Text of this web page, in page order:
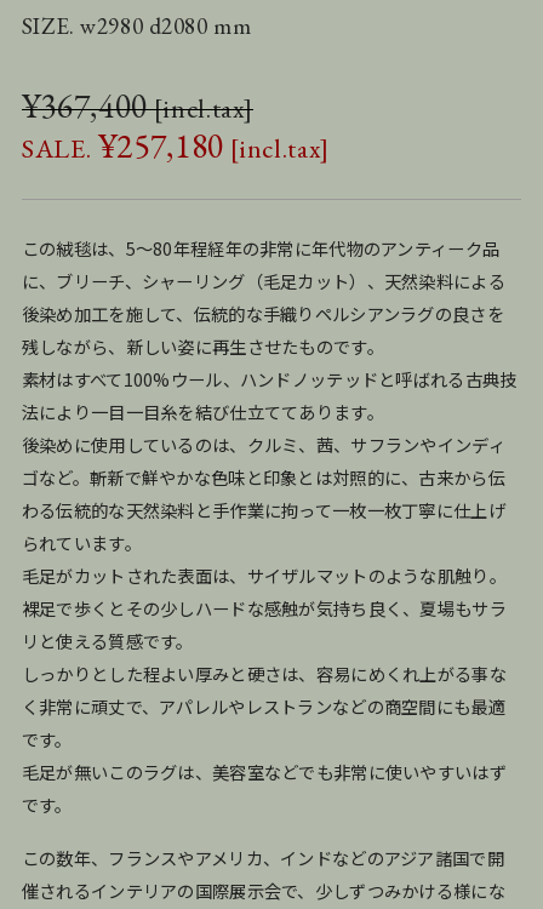
SIZE. w2980 d2080 mm
¥367,400
¥257,180
この絨毯は、5〜80年程経年の非常に年代物のアンティーク品
に、ブリーチ、シャーリング（毛足カット）、天然染料による
後染め加工を施して、伝統的な手織りペルシアンラグの良さを
残しながら、新しい姿に再生させたものです。
素材はすべて100%ウール、ハンドノッテッドと呼ばれる古典技
法により一目一目糸を結び仕立ててあります。
後染めに使用しているのは、クルミ、茜、サフランやインディ
ゴなど。斬新で鮮やかな色味と印象とは対照的に、古来から伝
わる伝統的な天然染料と手作業に拘って一枚一枚丁寧に仕上げ
られています。
毛足がカットされた表面は、サイザルマットのような肌触り。
裸足で歩くとその少しハードな感触が気持ち良く、夏場もサラ
リと使える質感です。
しっかりとした程よい厚みと硬さは、容易にめくれ上がる事な
く非常に頑丈で、アパレルやレストランなどの商空間にも最適
です。
毛足が無いこのラグは、美容室などでも非常に使いやすいはず
です。
この数年、フランスやアメリカ、インドなどのアジア諸国で開
催されるインテリアの国際展示会で、少しずつみかける様にな